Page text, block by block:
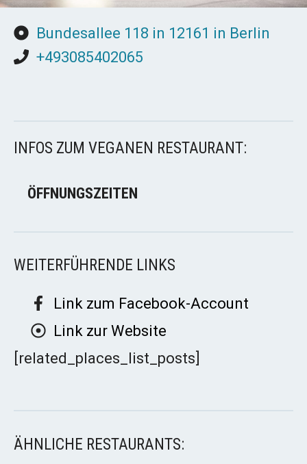
Bundesallee 118 in 12161 in Berlin
+493085402065
INFOS ZUM VEGANEN RESTAURANT:
ÖFFNUNGSZEITEN
WEITERFÜHRENDE LINKS
Link zum Facebook-Account
Link zur Website
[related_places_list_posts]
ÄHNLICHE RESTAURANTS: